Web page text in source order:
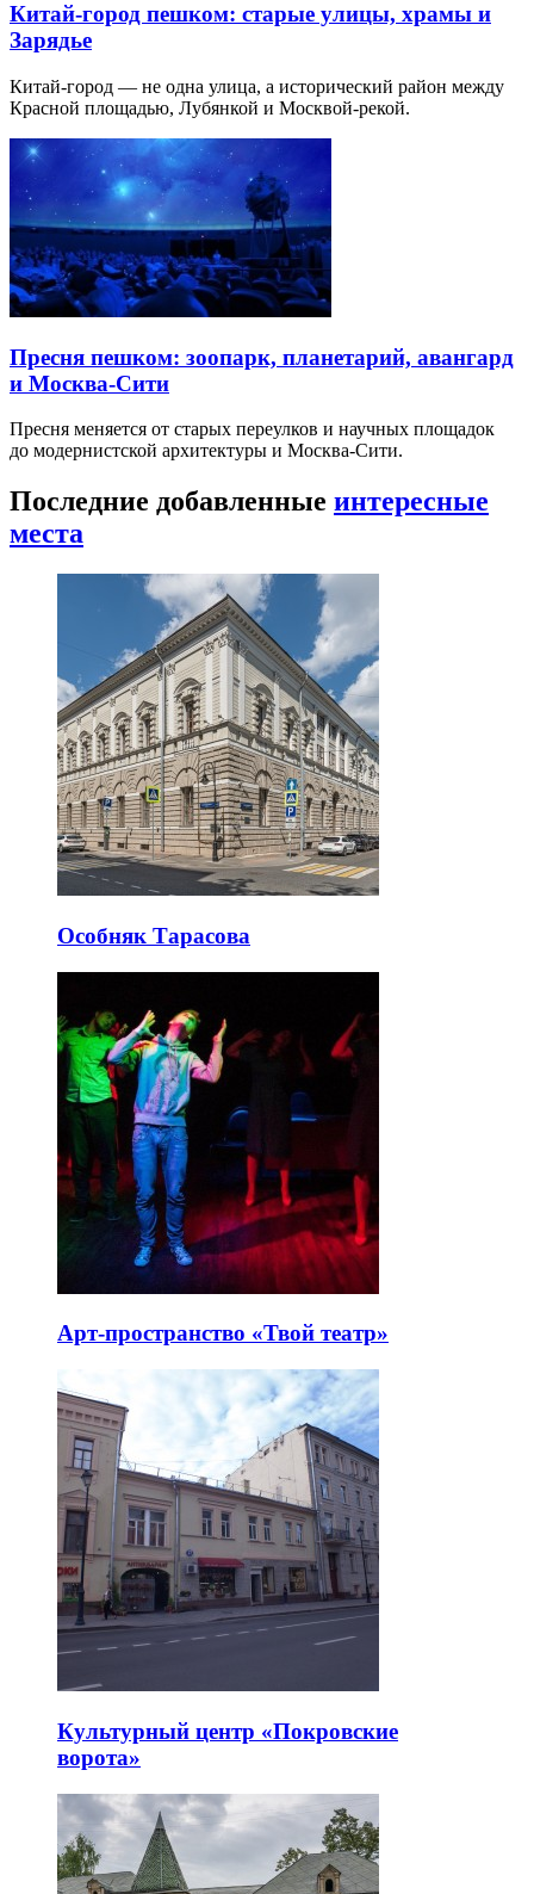
Китай-город пешком: старые улицы, храмы и
Зарядье
Китай-город — не одна улица, а исторический район между
Красной площадью, Лубянкой и Москвой-рекой.
Пресня пешком: зоопарк, планетарий, авангард
и Москва-Сити
Пресня меняется от старых переулков и научных площадок
до модернистской архитектуры и Москва-Сити.
Последние добавленные интересные
места
Особняк Тарасова
Арт-пространство «Твой театр»
Культурный центр «Покровские
ворота»